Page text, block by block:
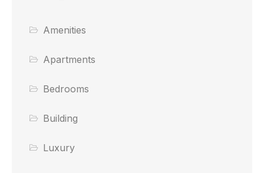
Amenities
Apartments
Bedrooms
Building
Luxury